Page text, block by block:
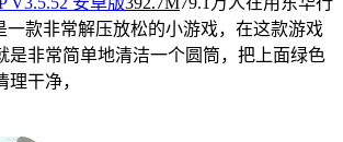
一款非常解压放松的小游戏，在这款游戏
是非常简单地清洁一个圆筒，把上面绿色
理干净，